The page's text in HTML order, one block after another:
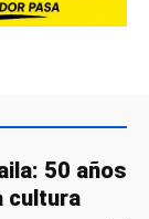
50 años
cultura